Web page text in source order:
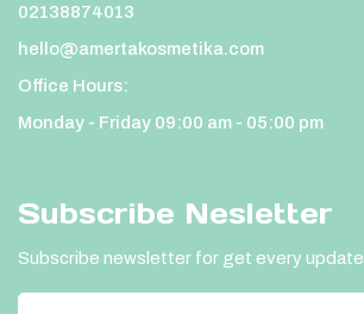
02138874013
hello@amertakosmetika.com
Office Hours:
Monday - Friday 09:00 am - 05:00 pm
Subscribe Nesletter
Subscribe newsletter for get every update